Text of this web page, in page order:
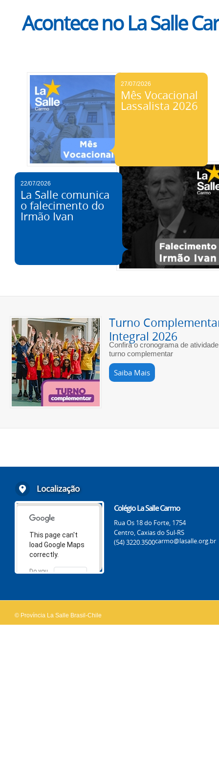
Acontece no La Salle
27/07/2026
Mês Vocacional
Lassalista 2026
22/07/2026
La Salle comunica
o falecimento do
Irmão Ivan
Turno
Integral 2026
Confira o cronograma de
turno complementar
Saiba Mais
Localização
This page can't
load Google Maps
correctly.
Do you
OK
Colégio La Salle Carmo
Rua Os 18 do Forte, 1754
Centro, Caxias do Sul-RS
(54) 3220.3500carmo@lasalle.org.br
© Província La Salle Brasil-Chile